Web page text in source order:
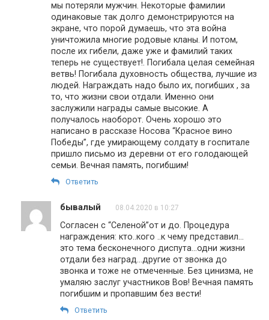
мы потеряли мужчин. Некоторые фамилии
одинаковые так долго демонстрируются на
экране, что порой думаешь, что эта война
уничтожила многие родовые кланы. И потом,
после их гибели, даже уже и фамилий таких
теперь не существует!. Погибала целая семейная
ветвь! Погибала духовность общества, лучшие из
людей. Награждать надо было их, погибших , за
то, что жизни свои отдали. Именно они
заслужили награды самые высокие. А
получалось наоборот. Очень хорошо это
написано в рассказе Носова “Красное вино
Победы”, где умирающему солдату в госпитале
пришло письмо из деревни от его голодающей
семьи. Вечная память, погибшим!
Ответить
бывалый 08.04.2020 в 10:27
Согласен с “Селеной”от и до. Процедура
награждения: кто..кого ..к чему представил…
это тема бесконечного диспута…одни жизни
отдали без наград…другие от звонка до
звонка и тоже не отмеченные. Без цинизма, не
умаляю заслуг участников Вов! Вечная память
погибшим и пропавшим без вести!
Ответить